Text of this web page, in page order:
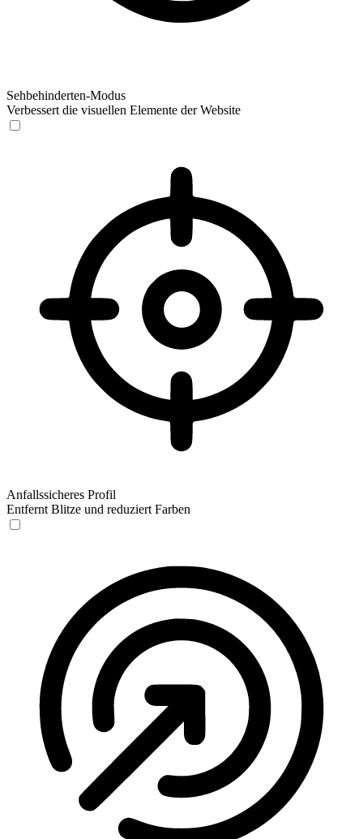
Sehbehinderten-Modus
Verbessert die visuellen Elemente der Website
Anfallssicheres Profil
Entfernt Blitze und reduziert Farben